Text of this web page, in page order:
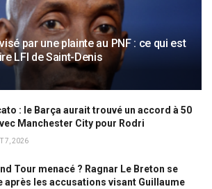
par une plainte au PNF : ce qui est
LFI de Saint-Denis
: le Barça aurait trouvé un accord à 50
Manchester City pour Rodri
7, 2026
Tour menacé ? Ragnar Le Breton se
après les accusations visant Guillaume